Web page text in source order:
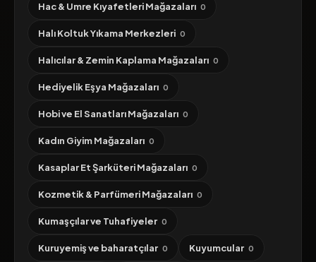
Hac & Umre Kıyafetleri Mağazaları 0
Halı Koltuk Yıkama Merkezleri 0
Halıcılar & Zemin Kaplama Mağazaları 0
Hediyelik Eşya Mağazaları 0
Hobi ve El Sanatları Mağazaları 0
Kadın Giyim Mağazaları 0
Kasaplar Et Şarküteri Mağazaları 0
Kozmetik & Parfümeri Mağazaları 0
Kumaşçılar ve Tuhafiyeler 0
Kuruyemiş ve baharatçılar 0 Kuyumcular 0